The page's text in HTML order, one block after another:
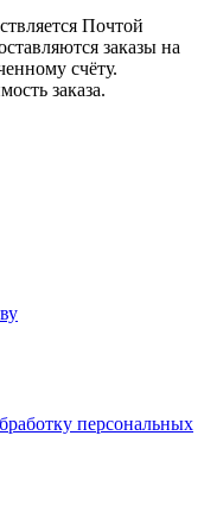
Почтой
заказы на
счёту.
заказа.
персональных